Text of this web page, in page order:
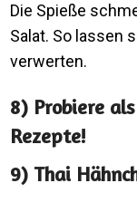
Die Spieße
Salat. So lassen
verwerten.
8) Probiere
Rezepte!
9) Thai